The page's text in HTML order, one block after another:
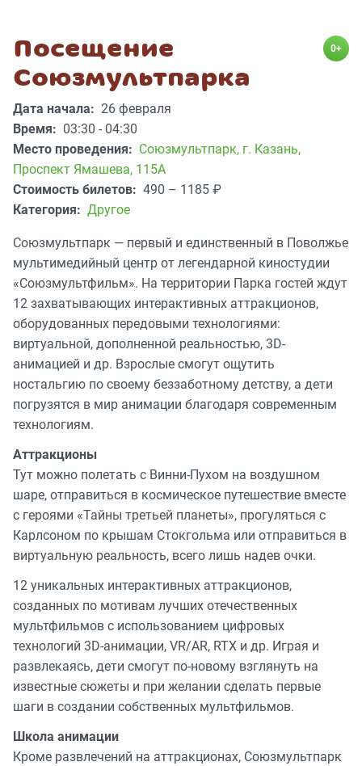
Посещение
Союзмультпарка
0+
Дата начала: 26 февраля
Время: 03:30 - 04:30
Место проведения: Союзмультпарк, г. Казань,
Проспект Ямашева, 115А
Стоимость билетов: 490 – 1185 ₽
Категория: Другое
Союзмультпарк — первый и единственный в Поволжье
мультимедийный центр от легендарной киностудии
«Союзмультфильм». На территории Парка гостей ждут
12 захватывающих интерактивных аттракционов,
оборудованных передовыми технологиями:
виртуальной, дополненной реальностью, 3D-
анимацией и др. Взрослые смогут ощутить
ностальгию по своему беззаботному детству, а дети
погрузятся в мир анимации благодаря современным
технологиям.
Аттракционы
Тут можно полетать с Винни-Пухом на воздушном
шаре, отправиться в космическое путешествие вместе
с героями «Тайны третьей планеты», прогуляться с
Карлсоном по крышам Стокгольма или отправиться в
виртуальную реальность, всего лишь надев очки.
12 уникальных интерактивных аттракционов,
созданных по мотивам лучших отечественных
мультфильмов с использованием цифровых
технологий 3D-анимации, VR/AR, RTX и др. Играя и
развлекаясь, дети смогут по-новому взглянуть на
известные сюжеты и при желании сделать первые
шаги в создании собственных мультфильмов.
Школа анимации
Кроме развлечений на аттракционах, Союзмультпарк